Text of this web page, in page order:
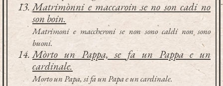
Matrimònni e maccaroin se no son cadi no
son boin.
Matrimoni e maccheroni se non sono caldi non sono
buoni.
Mòrto un Pappa, se fa un Pappa e un
cardinale.
Morto un Papa, si fa un Papa e un cardinale.